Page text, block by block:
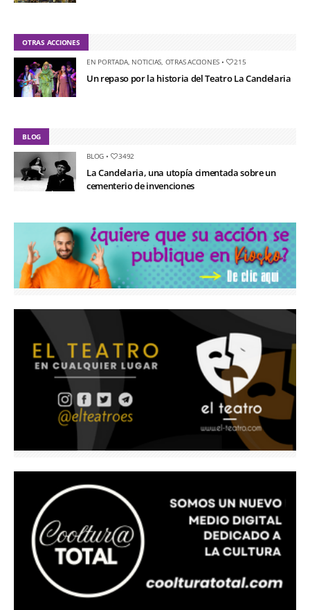
OTRAS ACCIONES
EN PORTADA, NOTICIAS OTRAS ACCIONES • 215
Un repaso por la historia del Teatro La Candelaria
BLOG
BLOG • 3492
La Candelaria, una utopía cimentada sobre un
cementerio de invenciones